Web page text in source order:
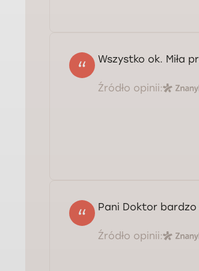
Wszystko ok. Miła
Źródło opinii:
Pani Doktor
Źródło opinii: